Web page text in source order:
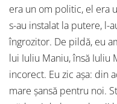
era un om politic, el era
s-au instalat la putere, l-
îngrozitor. De pildă, eu
lui Iuliu Maniu, însă Iuliu
incorect. Eu zic aşa: din
mare şansă pentru noi.